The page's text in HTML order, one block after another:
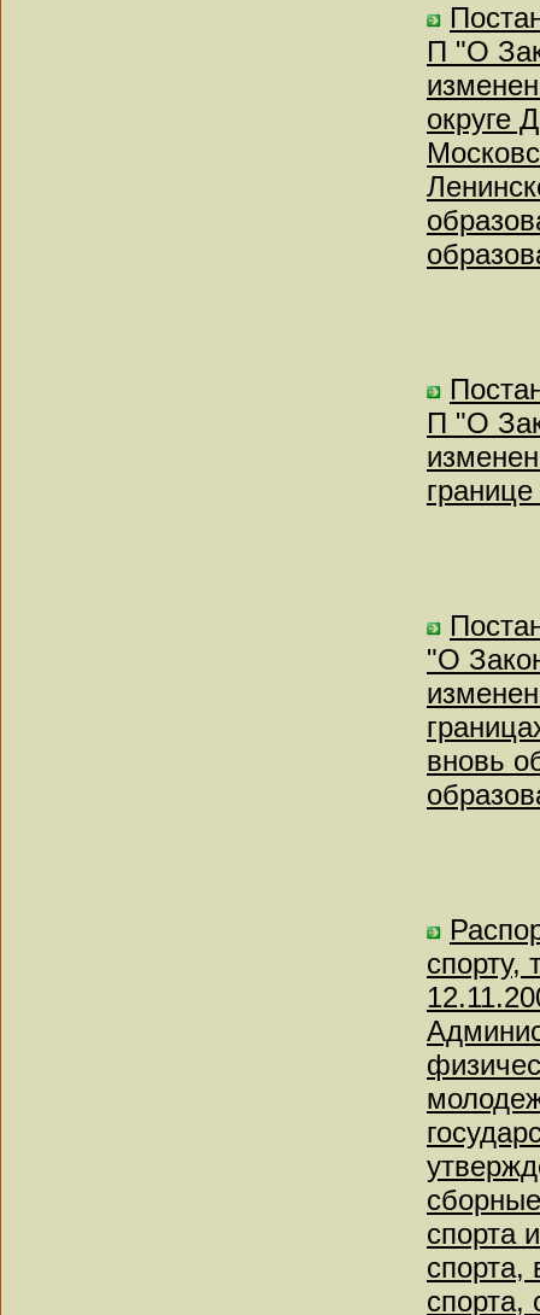
П "О
округе
П "О
"О
вновь
спорта
спорта,
спорта,